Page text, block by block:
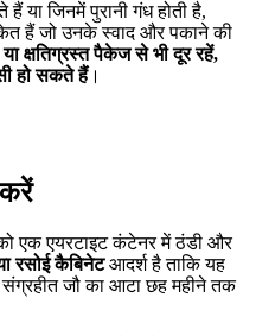
या जिनमें पुरानी गंध होती है,
हैं जो उनके स्वाद और पकाने की
क्षतिग्रस्त पैकेज से भी दूर रहें,
हो सकते हैं।
एक एयरटाइट कंटेनर में ठंडी और
रसोई कैबिनेटआदर्श है ताकि यह
जौ का आटा छह महीने तक